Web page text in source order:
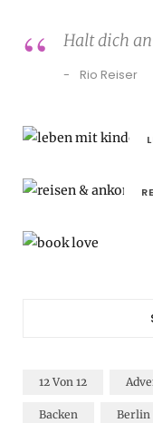
Halt dich
Rio Reiser
12 Von 12
Backen Berlin